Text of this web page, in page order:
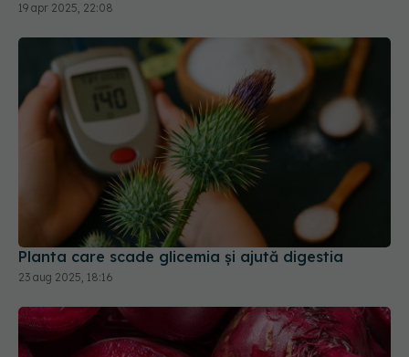
19 apr 2025, 22:08
Planta care scade glicemia și ajută digestia
23 aug 2025, 18:16